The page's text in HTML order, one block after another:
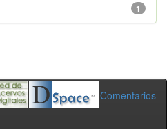
1
Comentarios